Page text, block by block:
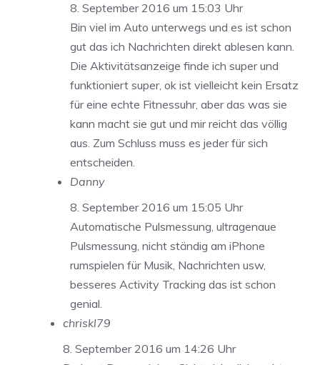
8. September 2016 um 15:03 Uhr
Bin viel im Auto unterwegs und es ist schon
gut das ich Nachrichten direkt ablesen kann.
Die Aktivitätsanzeige finde ich super und
funktioniert super, ok ist vielleicht kein Ersatz
für eine echte Fitnessuhr, aber das was sie
kann macht sie gut und mir reicht das völlig
aus. Zum Schluss muss es jeder für sich
entscheiden.
Danny
8. September 2016 um 15:05 Uhr
Automatische Pulsmessung, ultragenaue
Pulsmessung, nicht ständig am iPhone
rumspielen für Musik, Nachrichten usw,
besseres Activity Tracking das ist schon
genial.
chriskl79
8. September 2016 um 14:26 Uhr